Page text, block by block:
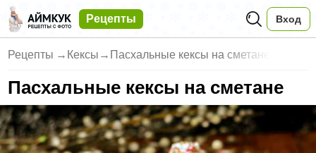
Рецепты Вход
Рецепты → Кексы → Пасхальные кексы на сметане
Пасхальные кексы на сметане